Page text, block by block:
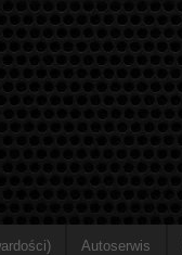
Autoserwis